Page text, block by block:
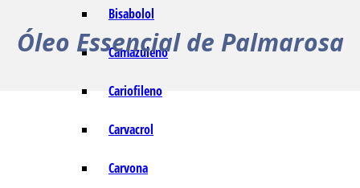
Bisabolol
Camazuleno
Cariofileno
Carvacrol
Carvona
Óleo Essencial de Palmarosa